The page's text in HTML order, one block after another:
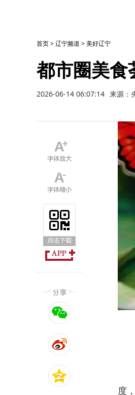
首页>辽宁频道 >美好辽宁
都市圈美食
2026-06-14 06:07:14 来源：
度